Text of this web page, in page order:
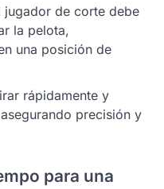
jugador de corte debe
la pelota,
una posición de
rápidamente y
precisión y
para una